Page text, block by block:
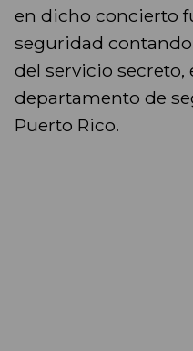
en dicho concierto
seguridad
del servicio secreto,
departamento de
Puerto Rico.